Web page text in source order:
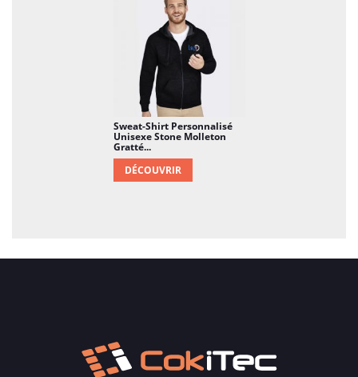
Sweat-Shirt Personnalisé
Unisexe Stone Molleton
Gratté...
DÉCOUVRIR